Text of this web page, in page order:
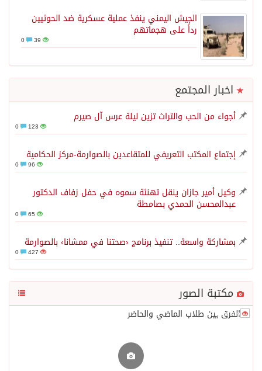
الجيش اليمني ينفذ عملية عسكرية ضد الحوثيين
رداً على هجماتهم
39
اخبار المجتمع
أجواء من الحب والتراث تزين ليلة عرس آل صيرم
123
إجتماع المكتب التعريفي للمتقاعدين بالصوارمة-مركز الحكامية
96
وكيل أمير جازان ينقل تهنئة سموه في حفل زفاف الدكتور
عبدالمحسن الحمدي بصامطة
65
بمشاركة واسعة.. تنفيذ برنامج ‹صحتنا في ممشانا› بالصوارمة
427
مكتبة الصور
36609
2